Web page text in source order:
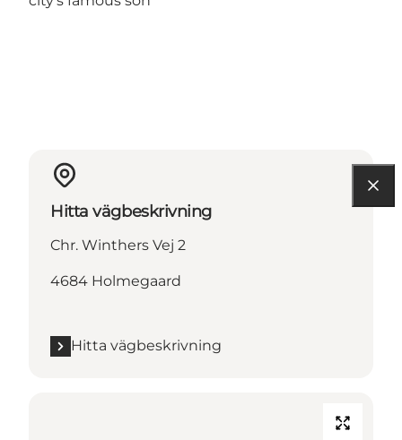
Hitta vägbeskrivning
Chr. Winthers Vej 2
4684 Holmegaard
Hitta vägbeskrivning